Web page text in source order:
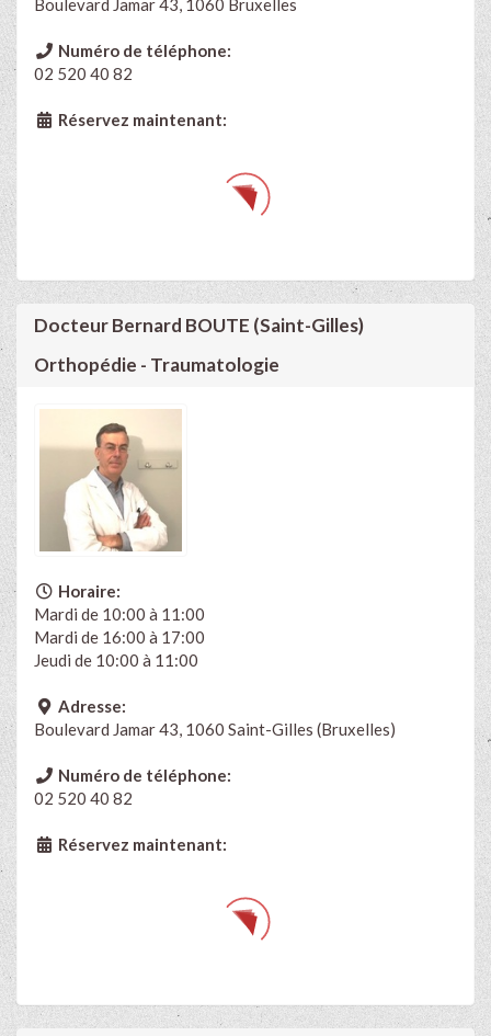
Numéro de téléphone:
02 520 40 82
Réservez maintenant:
Docteur Bernard BOUTE (Saint-Gilles)
Orthopédie - Traumatologie
Horaire:
Mardi de 10:00 à 11:00
Mardi de 16:00 à 17:00
Jeudi de 10:00 à 11:00
Adresse:
Boulevard Jamar 43, 1060 Saint-Gilles (Bruxelles)
Numéro de téléphone:
02 520 40 82
Réservez maintenant: